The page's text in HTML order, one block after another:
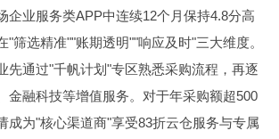
企业服务类APP中连续12个月保持4.8分高
"筛选精准""账期透明""响应及时"三大维度。
先通过"千帆计划"专区熟悉采购流程，再逐
金融科技等增值服务。对于年采购额超500
成为"核心渠道商"享受83折云仓服务与专属